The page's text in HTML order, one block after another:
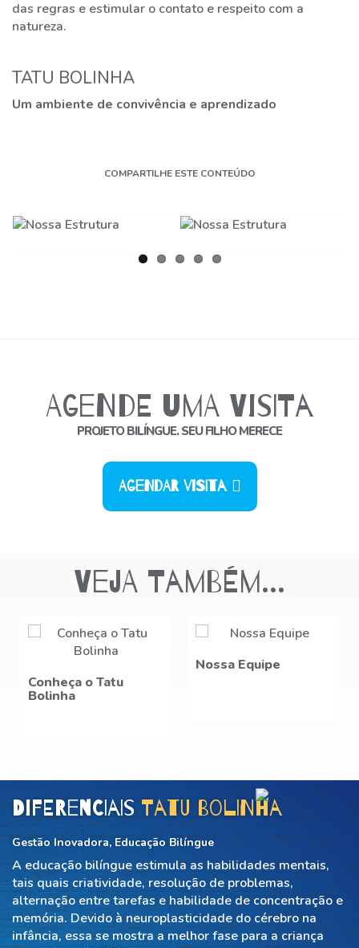
GENTE
3773-
NOS
UMA
das regras e estimular o contato e respeito com a
natureza.
TATU BOLINHA
Um ambiente de convivência e aprendizado
COMPARTILHE ESTE CONTEÚDO
Agende uma Visita
PROJETO BILÍNGUE. SEU FILHO MERECE
Agendar Visita
Veja também...
Conheça o Tatu
Bolinha
Nossa Equipe
DiferenciaisTatu Bolinha
Gestão Inovadora, Educação Bilíngue
A educação bilíngue estimula as habilidades mentais,
tais quais criatividade, resolução de problemas,
alternação entre tarefas e habilidade de concentração e
memória. Devido à neuroplasticidade do cérebro na
infância, essa se mostra a melhor fase para a criança